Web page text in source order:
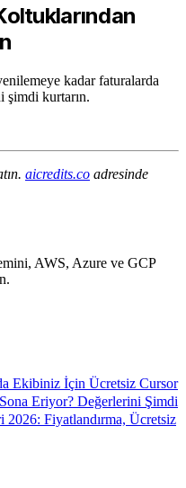
kadar faturalarda
şimdi kurtarın.
aicredits.co adresinde
AWS, Azure ve GCP
Ekibiniz İçin Ücretsiz Cursor
Eriyor? Değerlerini Şimdi
Fiyatlandırma, Ücretsiz